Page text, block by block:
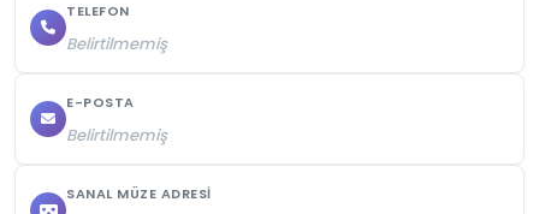
TELEFON
Belirtilmemiş
E-POSTA
Belirtilmemiş
SANAL MÜZE ADRESI